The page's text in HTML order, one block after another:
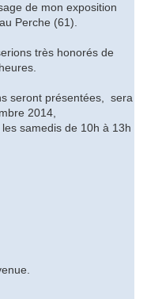
de mon exposition
Perche (61).
très honorés de
seront présentées, sera
2014,
samedis de 10h à 13h